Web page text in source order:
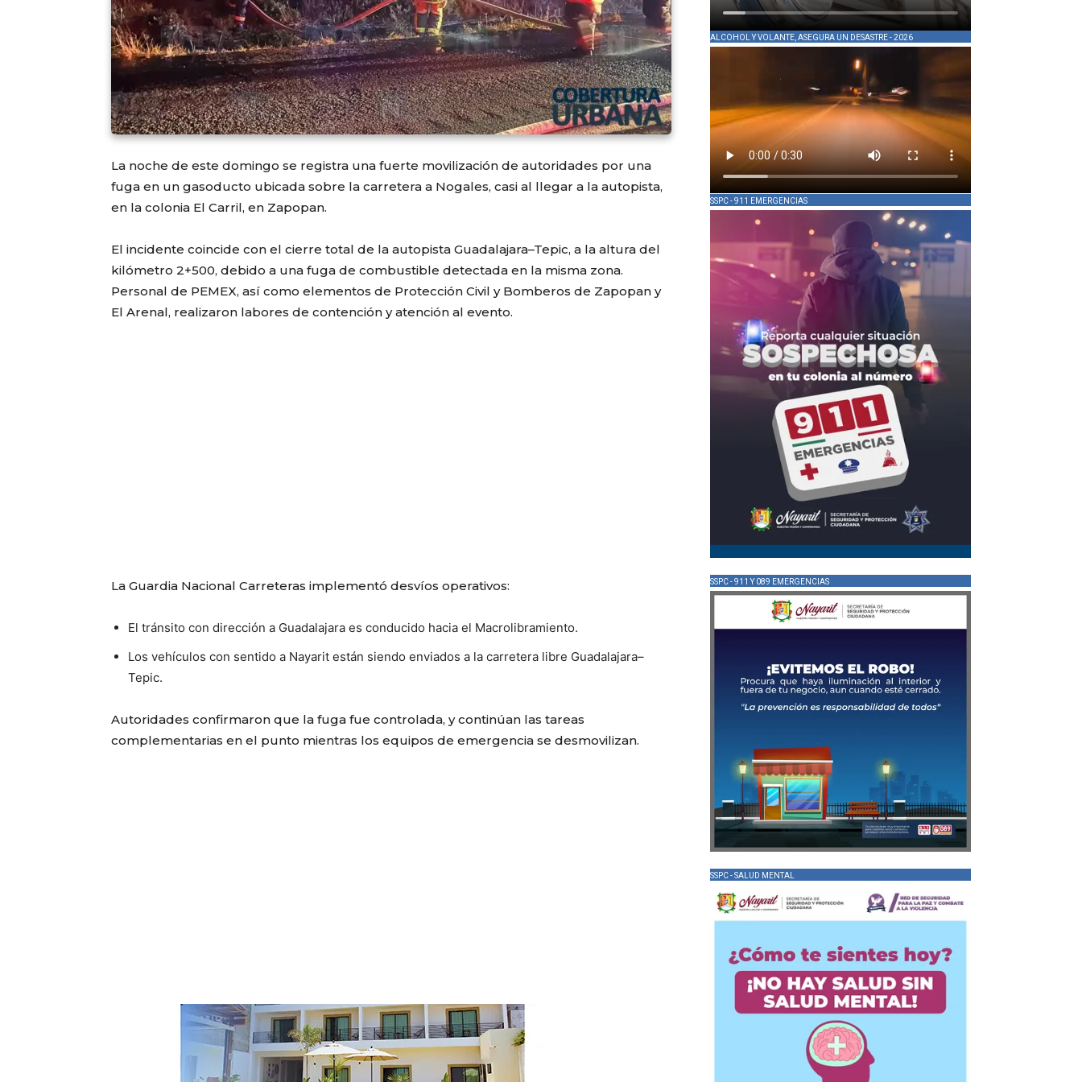
La noche de este domingo se registra una fuerte movilización de autoridades por una
fuga en un gasoducto ubicada sobre la carretera a Nogales, casi al llegar a la autopista,
en la colonia El Carril, en Zapopan.
El incidente coincide con el cierre total de la autopista Guadalajara–Tepic, a la altura del
kilómetro 2+500, debido a una fuga de combustible detectada en la misma zona.
Personal de PEMEX, así como elementos de Protección Civil y Bomberos de Zapopan y
El Arenal, realizaron labores de contención y atención al evento.
La Guardia Nacional Carreteras implementó desvíos operativos:
El tránsito con dirección a Guadalajara es conducido hacia el Macrolibramiento.
Los vehículos con sentido a Nayarit están siendo enviados a la carretera libre Guadalajara–
Tepic.
Autoridades confirmaron que la fuga fue controlada, y continúan las tareas
complementarias en el punto mientras los equipos de emergencia se desmovilizan.
ALCOHOL Y VOLANTE, ASEGURA UN DESASTRE - 2026
SSPC - 911 EMERGENCIAS
SSPC - 911 Y 089 EMERGENCIAS
SSPC - SALUD MENTAL